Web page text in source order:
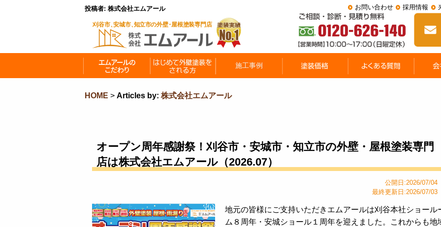
投稿者: 株式会社エムアール お問い合わせ 採用情報
HOME > Articles by: 株式会社エムアール
オープン周年感謝祭！刈谷市・安城市・知立市の外壁・屋根塗装専門
店は株式会社エムアール（2026.07）
公開日:2026/07/04
最終更新日:2026/07/03
地元の皆様にご支持いただきエムアールは刈谷本社ショール
ム８周年・安城ショール１周年を迎えました。これからも地